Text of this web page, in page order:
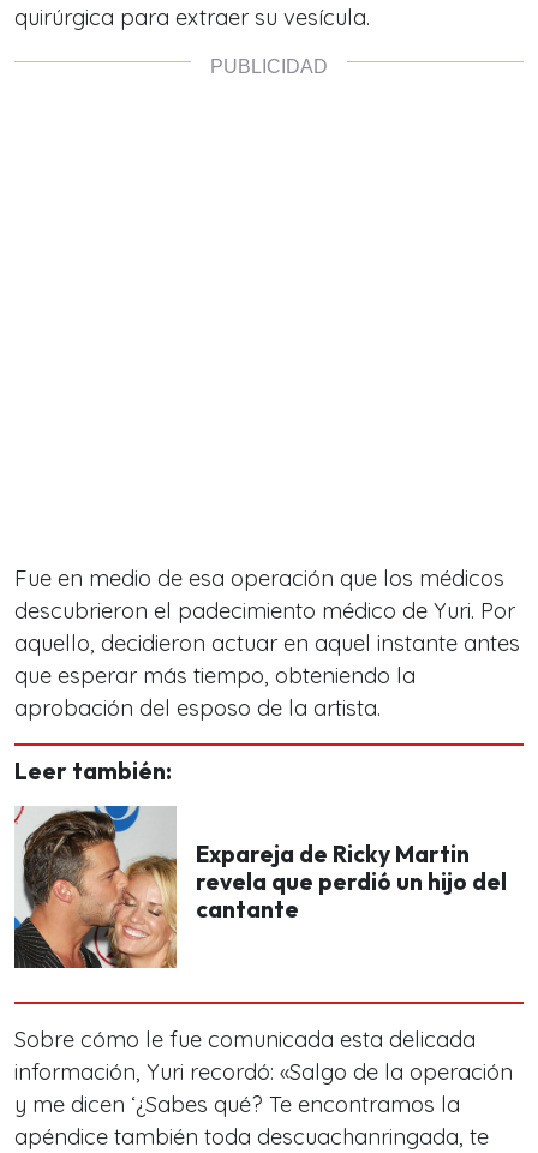
quirúrgica para extraer su vesícula.
Fue en medio de esa operación que los médicos
descubrieron el padecimiento médico de Yuri. Por
aquello, decidieron actuar en aquel instante antes
que esperar más tiempo, obteniendo la
aprobación del esposo de la artista.
Leer también:
Expareja de Ricky Martin
revela que perdió un hijo del
cantante
Sobre cómo le fue comunicada esta delicada
información, Yuri recordó: «Salgo de la operación
y me dicen ‘¿Sabes qué? Te encontramos la
apéndice también toda descuachanringada, te